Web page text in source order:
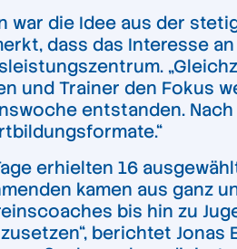
war die Idee aus der
dass das Interesse
und Trainer den Fokus
entstanden.
erhielten 16
kamen aus ganz
bis hin zu
berichtet